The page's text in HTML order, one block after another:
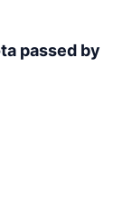
passed by